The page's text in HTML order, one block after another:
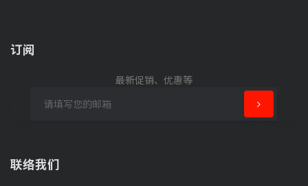
订阅
最新促销、优惠等
联络我们